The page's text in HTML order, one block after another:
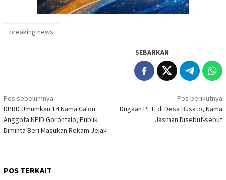
breaking news
SEBARKAN
Navigasi
pos
Pos sebelumnya
DPRD Umumkan 14 Nama Calon
Anggota KPID Gorontalo, Publik
Diminta Beri Masukan Rekam Jejak
Pos berikutnya
Dugaan PETI di Desa Busato, Nama
Jasman Disebut-sebut
POS TERKAIT